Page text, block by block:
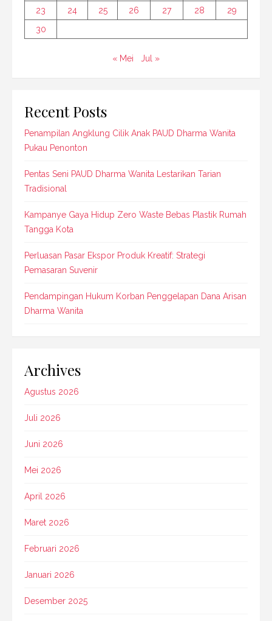
23
24 25 26 27 28
29
30
« Mei Jul »
Recent Posts
Penampilan Angklung Cilik Anak PAUD Dharma Wanita
Pukau Penonton
Pentas Seni PAUD Dharma Wanita Lestarikan Tarian
Tradisional
Kampanye Gaya Hidup Zero Waste Bebas Plastik Rumah
Tangga Kota
Perluasan Pasar Ekspor Produk Kreatif: Strategi
Pemasaran Suvenir
Pendampingan Hukum Korban Penggelapan Dana Arisan
Dharma Wanita
Archives
Agustus 2026
Juli 2026
Juni 2026
Mei 2026
April 2026
Maret 2026
Februari 2026
Januari 2026
Desember 2025